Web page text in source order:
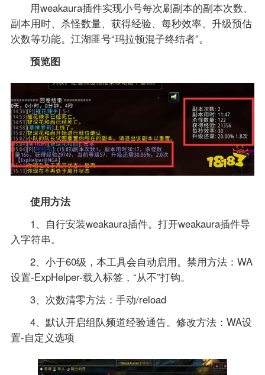
用weakaura插件实现小号每次刷副本的副本次数、
副本用时、杀怪数量、获得经验、每秒效率、升级预估
次数等功能。江湖匪号“玛拉顿混子终结者”。
预览图
使用方法
1、自行安装weakaura插件。打开weakaura插件导
入字符串。
2、小于60级，本工具会自动启用。禁用方法：WA
设置-ExpHelper-载入标签，“从不”打钩。
3、次数清零方法：手动/reload
4、默认开启组队频道经验通告。修改方法：WA设
置-自定义选项